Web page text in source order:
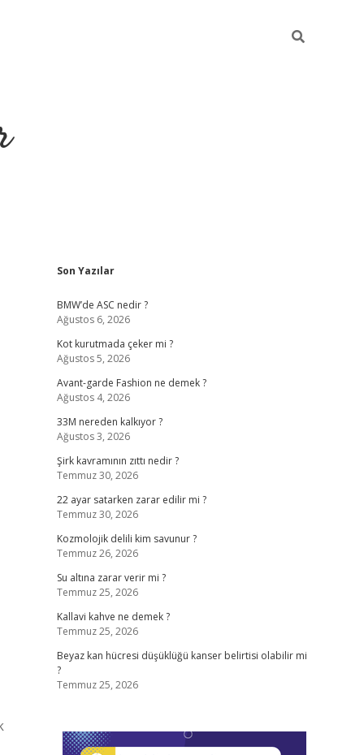
Sidebar
Son Yazılar
BMW’de ASC nedir ?
Ağustos 6, 2026
Kot kurutmada çeker mi ?
Ağustos 5, 2026
Avant-garde Fashion ne demek ?
Ağustos 4, 2026
33M nereden kalkıyor ?
Ağustos 3, 2026
Şirk kavramının zıttı nedir ?
Temmuz 30, 2026
22 ayar satarken zarar edilir mi ?
Temmuz 30, 2026
Kozmolojik delili kim savunur ?
Temmuz 26, 2026
Su altına zarar verir mi ?
Temmuz 25, 2026
Kallavi kahve ne demek ?
Temmuz 25, 2026
Beyaz kan hücresi düşüklüğü kanser belirtisi olabilir mi
?
Temmuz 25, 2026